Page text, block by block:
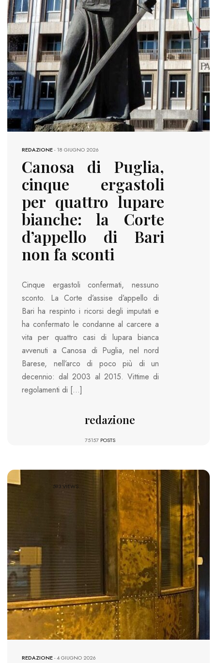
REDAZIONE-18 GIUGNO 2026
Canosa di Puglia,
cinque ergastoli
per quattro lupare
bianche: la Corte
d’appello di Bari
non fa sconti
Cinque ergastoli confermati, nessuno
sconto. La Corte d’assise d’appello di
Bari ha respinto i ricorsi degli imputati e
ha confermato le condanne al carcere a
vita per quattro casi di lupara bianca
avvenuti a Canosa di Puglia, nel nord
Barese, nell’arco di poco più di un
decennio: dal 2003 al 2015. Vittime di
regolamenti di […]
redazione
75157 POSTS
593 VIEWS
REDAZIONE-4 GIUGNO 2026